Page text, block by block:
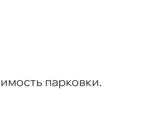
парковки.